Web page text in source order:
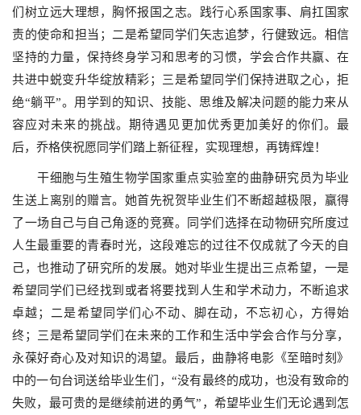
们树立远大理想，胸怀报国之志。践行心系国家事、肩扛国家
责的使命和担当；二是希望同学们矢志追梦，行健致远。相信
坚持的力量，保持终身学习和思考的习惯，学会合作共赢、在
共进中蜕变升华绽放精彩；三是希望同学们保持进取之心，拒
绝“躺平”。用学到的知识、技能、思维及解决问题的能力来从
容应对未来的挑战。期待遇见更加优秀更加美好的你们。最
后，乔格侠祝愿同学们踏上新征程，实现理想，再铸辉煌！
干细胞与生殖生物学国家重点实验室的曲静研究员为毕业
生送上离别的赠言。她首先祝贺毕业生们不断超越极限，赢得
了一场自己与自己角逐的竞赛。同学们选择在动物研究所度过
人生最重要的青春时光，这段难忘的过往不仅成就了今天的自
己，也推动了研究所的发展。她对毕业生提出三点希望，一是
希望同学们已经找到或者将要找到人生和学术动力，不断追求
卓越；二是希望同学们心不动、脚在动，不忘初心，方得始
终；三是希望同学们在未来的工作和生活中学会合作与分享，
永葆好奇心及对知识的渴望。最后，曲静将电影《至暗时刻》
中的一句台词送给毕业生们，“没有最终的成功，也没有致命的
失败，最可贵的是继续前进的勇气”，希望毕业生们无论遇到怎